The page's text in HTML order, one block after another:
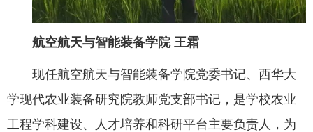
航空航天与智能装备学院 王霜
现任航空航天与智能装备学院党委书记、西华大
学现代农业装备研究院教师党支部书记，是学校农业
工程学科建设、人才培养和科研平台主要负责人，为